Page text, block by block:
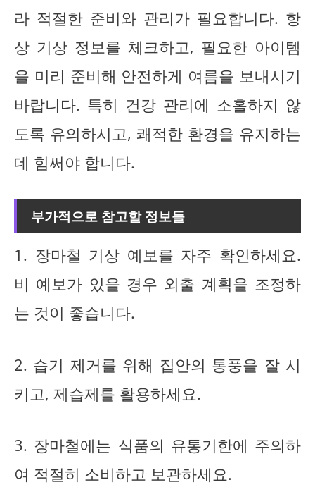
라 적절한 준비와 관리가 필요합니다. 항
상 기상 정보를 체크하고, 필요한 아이템
을 미리 준비해 안전하게 여름을 보내시기
바랍니다. 특히 건강 관리에 소홀하지 않
도록 유의하시고, 쾌적한 환경을 유지하는
데 힘써야 합니다.
부가적으로 참고할 정보들
1. 장마철 기상 예보를 자주 확인하세요.
비 예보가 있을 경우 외출 계획을 조정하
는 것이 좋습니다.
2. 습기 제거를 위해 집안의 통풍을 잘 시
키고, 제습제를 활용하세요.
3. 장마철에는 식품의 유통기한에 주의하
여 적절히 소비하고 보관하세요.